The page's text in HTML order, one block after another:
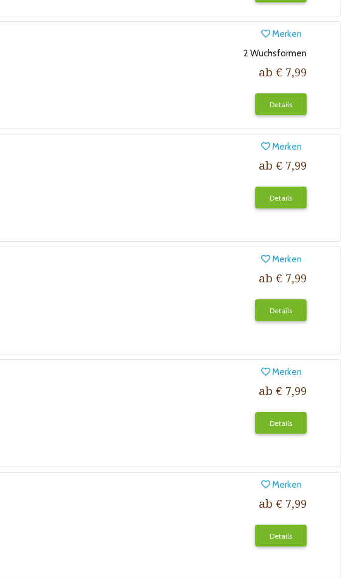
Merken
2 Wuchsformen
ab € 7,99
Details
Merken
ab € 7,99
Details
Merken
ab € 7,99
Details
Merken
ab € 7,99
Details
Merken
ab € 7,99
Details